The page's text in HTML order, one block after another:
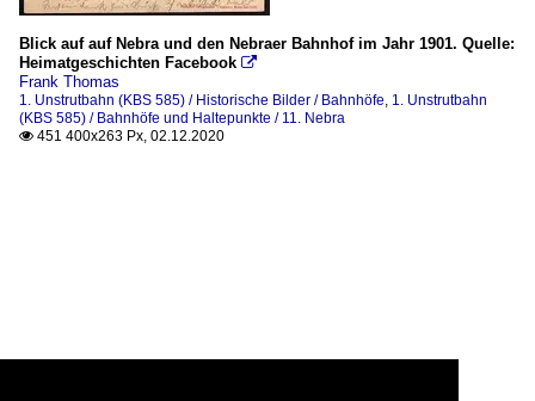
Blick auf auf Nebra und den Nebraer Bahnhof im Jahr 1901. Quelle:
Heimatgeschichten Facebook 
Frank Thomas
1. Unstrutbahn (KBS 585) / Historische Bilder / Bahnhöfe, 1. Unstrutbahn
(KBS 585) / Bahnhöfe und Haltepunkte / 11. Nebra
 451 400x263 Px, 02.12.2020